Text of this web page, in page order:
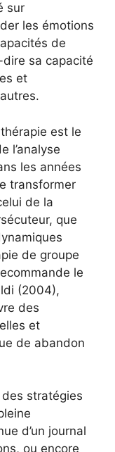
sur
les émotions
de
sa capacité
et
est le
l’analyse
les années
transformer
de la
que
de groupe
le
(2004),
des
et
de abandon
stratégies
d’un journal
ou encore